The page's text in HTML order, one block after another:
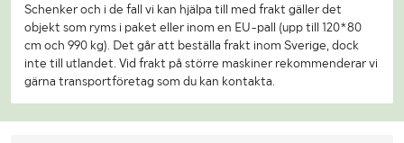
Schenker och i de fall vi kan hjälpa till med frakt gäller det
objekt som ryms i paket eller inom en EU-pall (upp till 120*80
cm och 990 kg). Det går att beställa frakt inom Sverige, dock
inte till utlandet. Vid frakt på större maskiner rekommenderar vi
gärna transportföretag som du kan kontakta.